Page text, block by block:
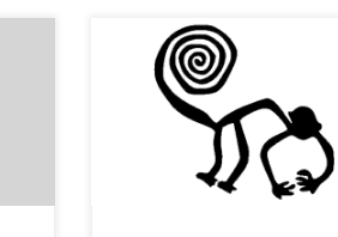
Hace diez años yo era un
ferviente seguidor del
software libre con
experiencia, a pesar de mi
edad, que trabajaba en lo